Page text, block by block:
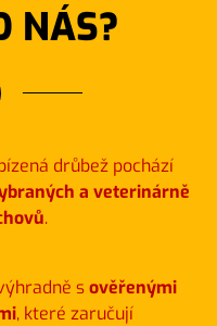
NÁS?
drůbež pochází
a veterinárně
.
sověřenými
, které zaručují